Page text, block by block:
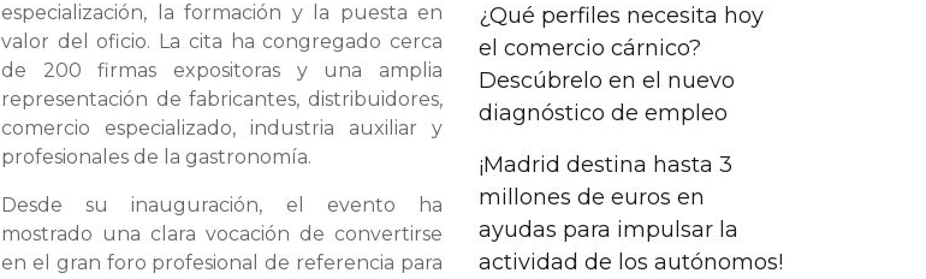
especialización, la formación y la puesta en
valor del oficio. La cita ha congregado cerca
de 200 firmas expositoras y una amplia
representación de fabricantes, distribuidores,
comercio especializado, industria auxiliar y
profesionales de la gastronomía.
Desde su inauguración, el evento ha
mostrado una clara vocación de convertirse
en el gran foro profesional de referencia para
¿Qué perfiles necesita hoy
el comercio cárnico?
Descúbrelo en el nuevo
diagnóstico de empleo
¡Madrid destina hasta 3
millones de euros en
ayudas para impulsar la
actividad de los autónomos!